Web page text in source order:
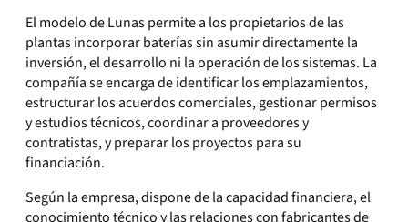
El modelo de Lunas permite a los propietarios de las
plantas incorporar baterías sin asumir directamente la
inversión, el desarrollo ni la operación de los sistemas. La
compañía se encarga de identificar los emplazamientos,
estructurar los acuerdos comerciales, gestionar permisos
y estudios técnicos, coordinar a proveedores y
contratistas, y preparar los proyectos para su
financiación.
Según la empresa, dispone de la capacidad financiera, el
conocimiento técnico y las relaciones con fabricantes de